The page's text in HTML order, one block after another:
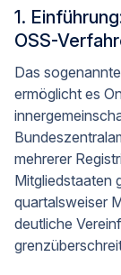
1.
OSS-
Das
ermöglicht es
mehrerer
Mitgliedstaaten
quartalsweiser
deutliche